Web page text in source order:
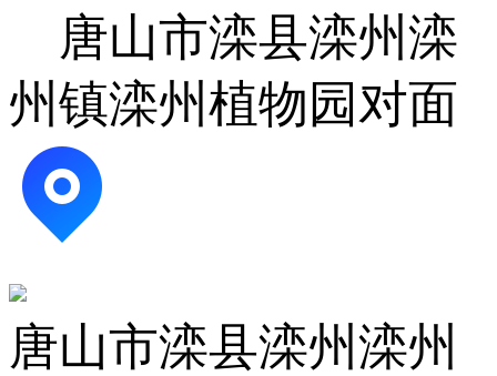
唐山市滦县滦州滦
州镇滦州植物园对面
唐山市滦县滦州滦州